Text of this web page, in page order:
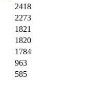
2418
2273
1821
1820
1784
963
585